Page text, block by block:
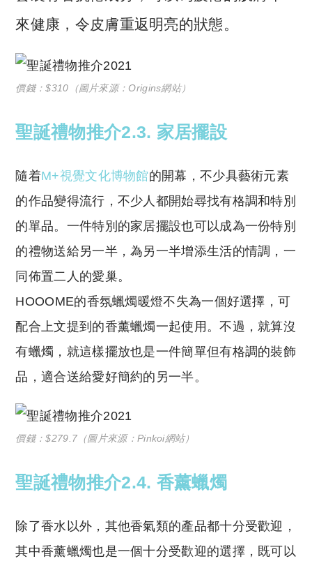
來健康，令皮膚重返明亮的狀態。
價錢：$310（圖片來源：Origins網站）
聖誕禮物推介2.3. 家居擺設
隨着M+視覺文化博物館的開幕，不少具藝術元素
的作品變得流行，不少人都開始尋找有格調和特別
的單品。一件特別的家居擺設也可以成為一份特別
的禮物送給另一半，為另一半增添生活的情調，一
同佈置二人的愛巢。
HOOOME的香氛蠟燭暖燈不失為一個好選擇，可
配合上文提到的香薰蠟燭一起使用。不過，就算沒
有蠟燭，就這樣擺放也是一件簡單但有格調的裝飾
品，適合送給愛好簡約的另一半。
價錢：$279.7（圖片來源：Pinkoi網站）
聖誕禮物推介2.4. 香薰蠟燭
除了香水以外，其他香氣類的產品都十分受歡迎，
其中香薰蠟燭也是一個十分受歡迎的選擇，既可以